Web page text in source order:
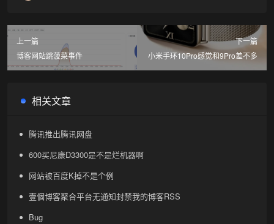
上一篇
博客网站跳菠菜事件
下一篇
小米手环10Pro感觉和9Pro差不多
相关文章
腾讯推出腾讯网盘
600买尼康D3300是不是烂机器啊
网站被百度K掉不是个例
壹個博客聚合平台无通知封禁我的博客RSS
Bug